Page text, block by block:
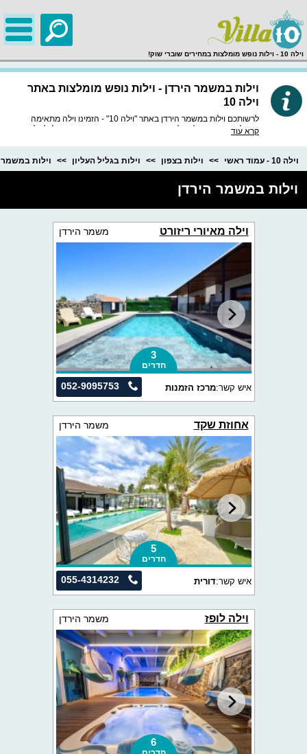
וילה 10 - וילות נופש מומלצות במחירים שוברי שוק!
וילות במשמר הירדן - וילות נופש מומלצות באתר
וילה 10
לרשותכם וילות במשמר הירדן באתר "וילה 10" - הזמינו וילה מתאימה
ומומלצת, באתר שלנו וילות נופש איכותיות ומובחרות במיוחד, לכל וילה
קרא עוד
וילה 10 - עמוד ראשי וילות בצפון וילות בגליל העליון וילות במשמר
וילות במשמר הירדן
וילה מאיורי ריזורט משמר הירדן
3
חדרים
052-9095753 איש קשר:מרכז הזמנות
אחוזת שקד משמר הירדן
5
חדרים
055-4314232 איש קשר:דורית
וילה לופז משמר הירדן
6